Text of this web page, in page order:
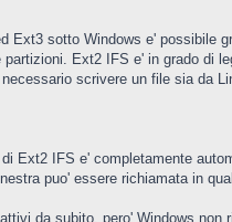
Ext3 sotto Windows e' possibile
partizioni. Ext2 IFS e' in grado di
scrivere un file sia da
di Ext2 IFS e' completamente
puo' essere richiamata in
attivi da subito, pero' Windows